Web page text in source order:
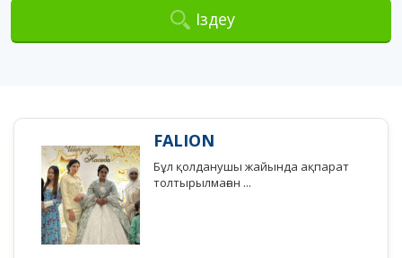
Іздеу
FALION
Бұл қолданушы жайында ақпарат
толтырылмаған ...